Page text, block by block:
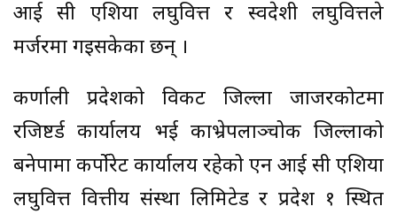
आई सी एशिया लघुवित्त र स्वदेशी लघुवित्तले
मर्जरमा गइसकेका छन् ।
कर्णाली प्रदेशको विकट जिल्ला जाजरकोटमा
रजिष्टर्ड कार्यालय भई काभ्रेपलाञ्चोक जिल्लाको
बनेपामा कर्पोरेट कार्यालय रहेको एन आई सी एशिया
लघुवित्त वित्तीय संस्था लिमिटेड र प्रदेश १ स्थित